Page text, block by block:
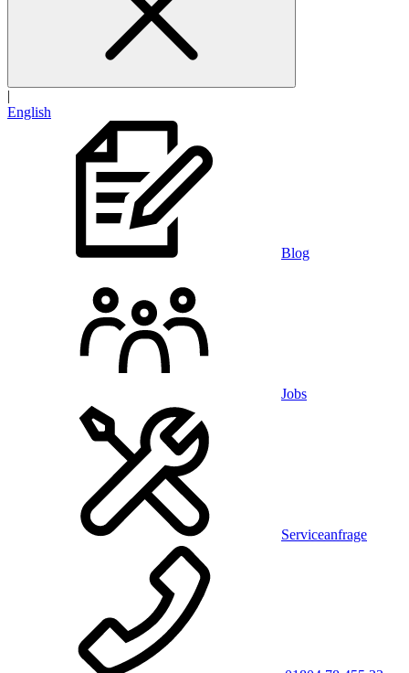
|
English
Blog
Jobs
Serviceanfrage